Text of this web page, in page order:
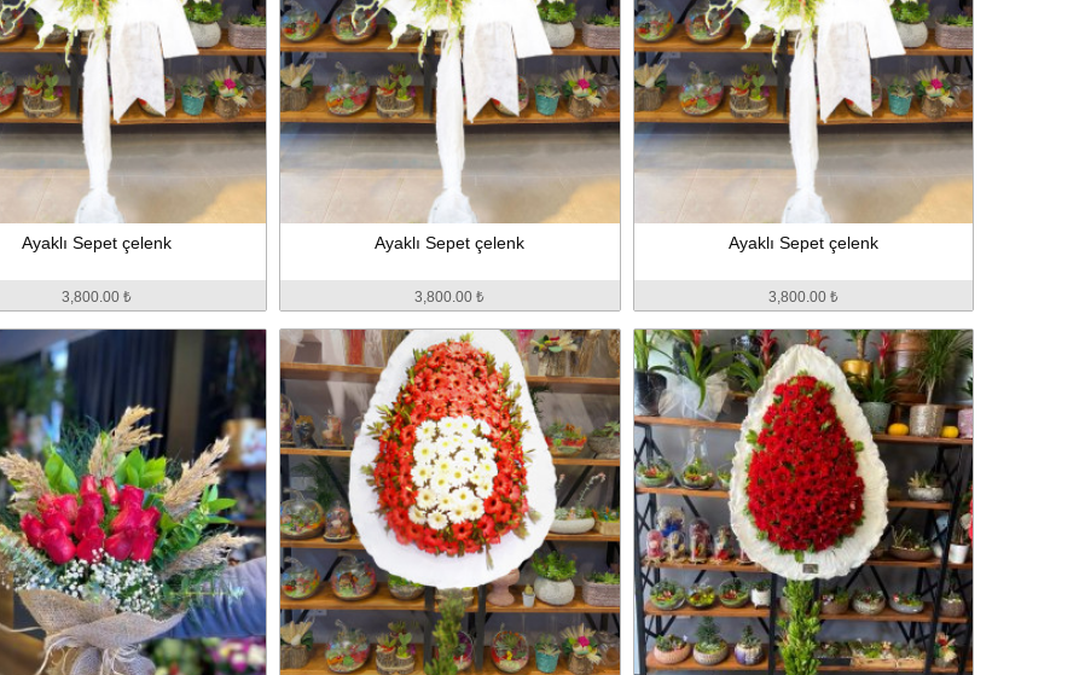
Ayaklı Sepet çelenk
3,800.00 ₺
Ayaklı Sepet çelenk
3,800.00 ₺
Ayaklı Sepet çelenk
3,800.00 ₺